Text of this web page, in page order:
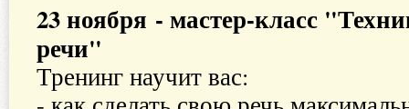
23 ноября - мастер-класс
речи"
Тренинг научит вас: